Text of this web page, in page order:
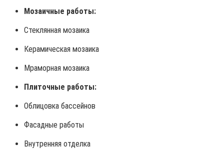
Мозаичные работы:
Стеклянная мозаика
Керамическая мозаика
Мраморная мозаика
Плиточные работы:
Облицовка бассейнов
Фасадные работы
Внутренняя отделка